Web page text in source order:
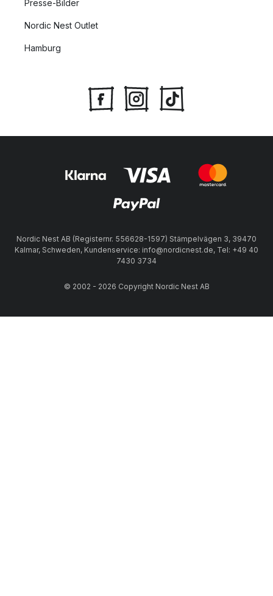
Presse-Bilder
Nordic Nest Outlet
Hamburg
Nordic Nest AB (Registernr. 556628-1597) Stämpelvägen 3, 39470
Kalmar, Schweden, Kundenservice: info@nordicnest.de, Tel: +49 40
7430 3734
© 2002 - 2026 Copyright Nordic Nest AB